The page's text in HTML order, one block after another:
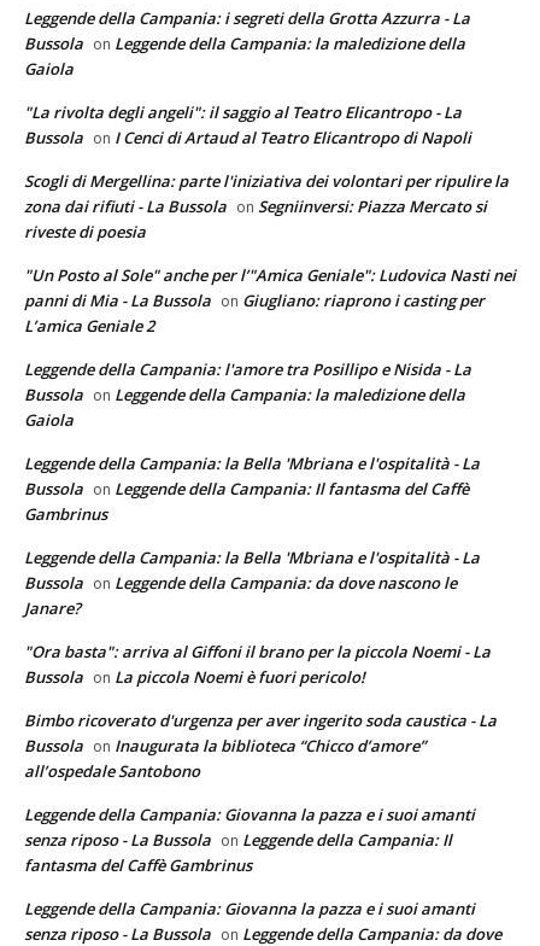
Leggende della Campania: i segreti della Grotta Azzurra - La
Bussola on Leggende della Campania: la maledizione della
Gaiola
"La rivolta degli angeli": il saggio al Teatro Elicantropo - La
Bussola on I Cenci di Artaud al Teatro Elicantropo di Napoli
Scogli di Mergellina: parte l'iniziativa dei volontari per ripulire la
zona dai rifiuti - La Bussola on Segniinversi: Piazza Mercato si
riveste di poesia
"Un Posto al Sole" anche per l’"Amica Geniale": Ludovica Nasti nei
panni di Mia - La Bussola on Giugliano: riaprono i casting per
L’amica Geniale 2
Leggende della Campania: l'amore tra Posillipo e Nisida - La
Bussola on Leggende della Campania: la maledizione della
Gaiola
Leggende della Campania: la Bella 'Mbriana e l'ospitalità - La
Bussola on Leggende della Campania: Il fantasma del Caffè
Gambrinus
Leggende della Campania: la Bella 'Mbriana e l'ospitalità - La
Bussola on Leggende della Campania: da dove nascono le
Janare?
"Ora basta": arriva al Giffoni il brano per la piccola Noemi - La
Bussola on La piccola Noemi è fuori pericolo!
Bimbo ricoverato d'urgenza per aver ingerito soda caustica - La
Bussola on Inaugurata la biblioteca “Chicco d’amore”
all’ospedale Santobono
Leggende della Campania: Giovanna la pazza e i suoi amanti
senza riposo - La Bussola on Leggende della Campania: Il
fantasma del Caffè Gambrinus
Leggende della Campania: Giovanna la pazza e i suoi amanti
senza riposo - La Bussola on Leggende della Campania: da dove